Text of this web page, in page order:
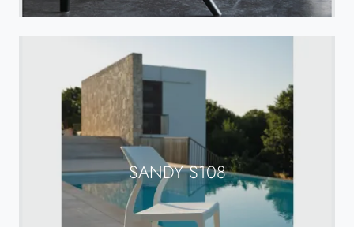
SANDY S108